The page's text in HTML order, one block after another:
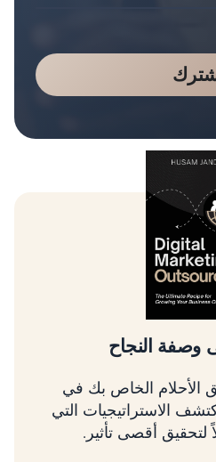
الرقمي
الأكثر أهمية، وربط
وتنمية عملك باستخدام
مثبت.